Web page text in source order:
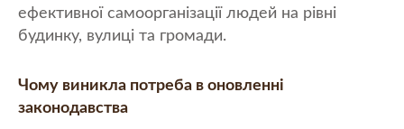
ефективної самоорганізації людей на рівні
будинку, вулиці та громади.
Чому виникла потреба в оновленні
законодавства